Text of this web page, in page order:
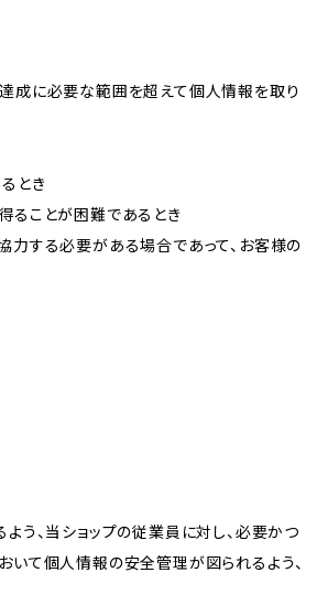
成に必要な範囲を超えて個人情報を取り
とき
ることが困難であるとき
力する必要がある場合であって、お客様の
う、当ショップの従業員に対し、必要かつ
いて個人情報の安全管理が図られるよう、